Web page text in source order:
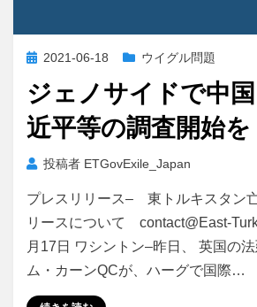
投
日:
2021-06-18 ウイグル問題
ジェノサイドで中
近平等の調査開始を
投稿者 ETGovExile_Japan
プレスリリース– 東トルキスタン
リースについて contact@East-
月17日 ワシントン–昨日、 英国の
ム・カーンQCが、ハーグで国際…